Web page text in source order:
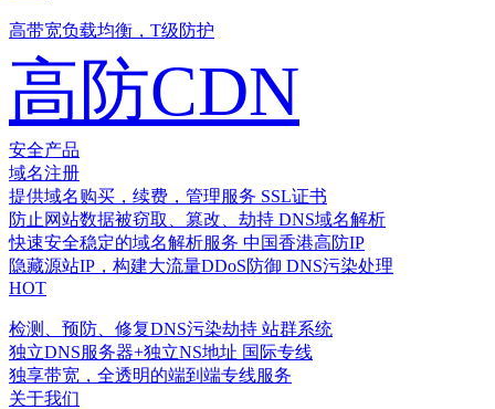
高带宽负载均衡，T级防护
高防CDN
安全产品
域名注册
提供域名购买，续费，管理服务 SSL证书
防止网站数据被窃取、篡改、劫持 DNS域名解析
快速安全稳定的域名解析服务 中国香港高防IP
隐藏源站IP，构建大流量DDoS防御 DNS污染处理
HOT
检测、预防、修复DNS污染劫持 站群系统
独立DNS服务器+独立NS地址 国际专线
独享带宽，全透明的端到端专线服务
关于我们